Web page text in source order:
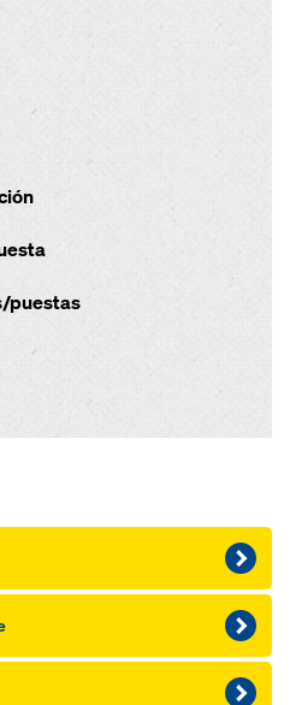
puestas